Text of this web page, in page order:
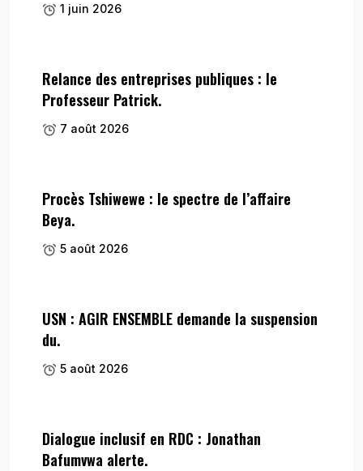
1 juin 2026
Relance des entreprises publiques : le
Professeur Patrick.
7 août 2026
Procès Tshiwewe : le spectre de l’affaire
Beya.
5 août 2026
USN : AGIR ENSEMBLE demande la suspension
du.
5 août 2026
Dialogue inclusif en RDC : Jonathan
Bafumvwa alerte.